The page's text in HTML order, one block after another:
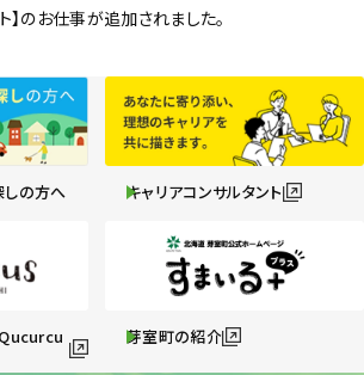
】のお仕事が追加されました。
の方へ キャリアコンサルタント
芽室町の紹介